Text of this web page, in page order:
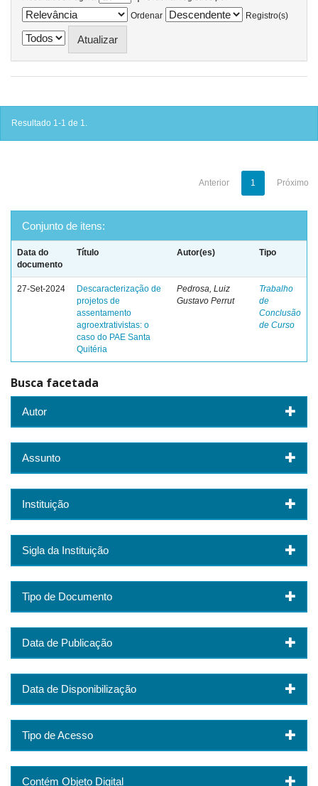
Ordenar
Registro(s)
Resultado 1-1 de 1.
Anterior 1 Próximo
Conjunto de itens:
Data do
documento
Título Autor(es) Tipo
27-Set-2024
Descaracterização de
projetos de
assentamento
agroextrativistas: o
caso do PAE Santa
Quitéria
Pedrosa, Luiz
Gustavo Perrut
Trabalho
de
Conclusão
de Curso
Busca facetada
Autor
Assunto
Instituição
Sigla da Instituição
Tipo de Documento
Data de Publicação
Data de Disponibilização
Tipo de Acesso
Contém Objeto Digital